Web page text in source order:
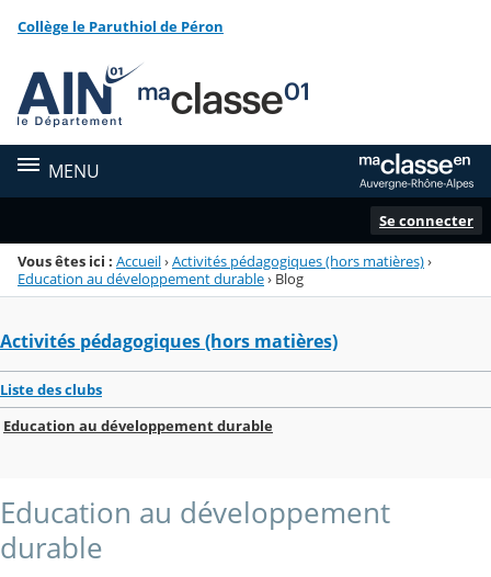
Menu de la rubrique
Contenu
Collège le Paruthiol de Péron
MENU
Se connecter
Vous êtes ici : Accueil›Activités pédagogiques (hors matières)›
Education au développement durable› Blog
Activités pédagogiques (hors matières)
Liste des clubs
Education au développement durable
Education au développement
durable